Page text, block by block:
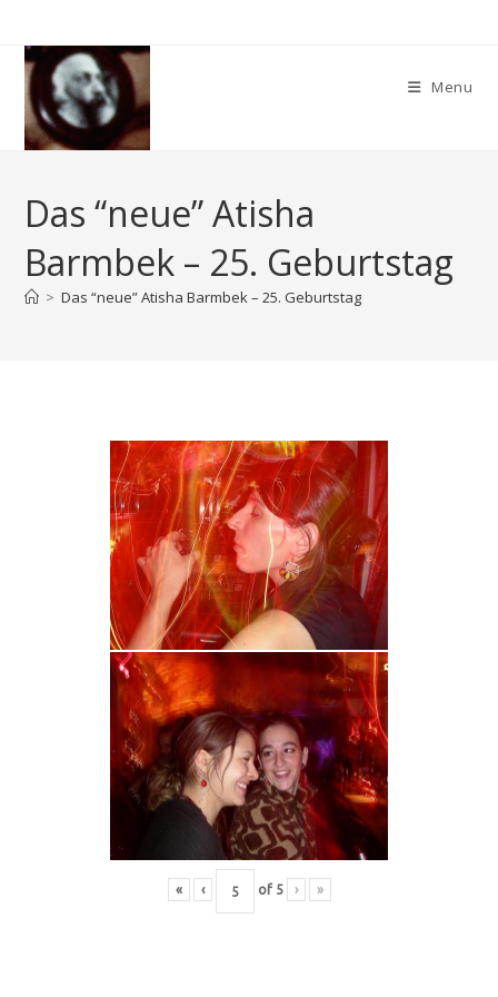
content
Menu
Das “neue” Atisha
Barmbek – 25. Geburtstag
> Das “neue” Atisha Barmbek – 25. Geburtstag
« ‹ of 5 › »